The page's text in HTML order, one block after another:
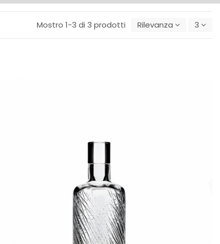
Mostro 1-3 di 3 prodotti Rilevanza 3